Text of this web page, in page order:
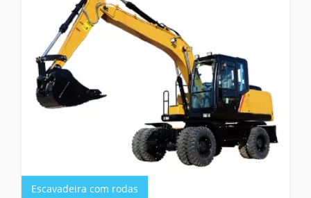
Escavadeira com rodas